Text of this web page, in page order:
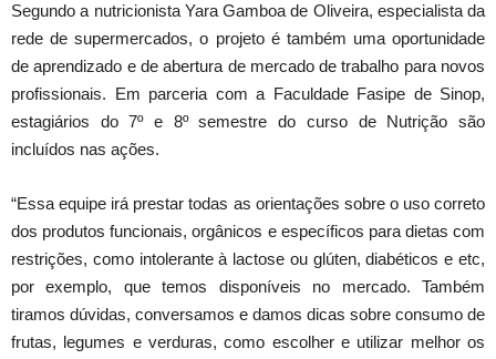
Segundo a nutricionista Yara Gamboa de Oliveira, especialista da
rede de supermercados, o projeto é também uma oportunidade
de aprendizado e de abertura de mercado de trabalho para novos
profissionais. Em parceria com a Faculdade Fasipe de Sinop,
estagiários do 7º e 8º semestre do curso de Nutrição são
incluídos nas ações.
“Essa equipe irá prestar todas as orientações sobre o uso correto
dos produtos funcionais, orgânicos e específicos para dietas com
restrições, como intolerante à lactose ou glúten, diabéticos e etc,
por exemplo, que temos disponíveis no mercado. Também
tiramos dúvidas, conversamos e damos dicas sobre consumo de
frutas, legumes e verduras, como escolher e utilizar melhor os